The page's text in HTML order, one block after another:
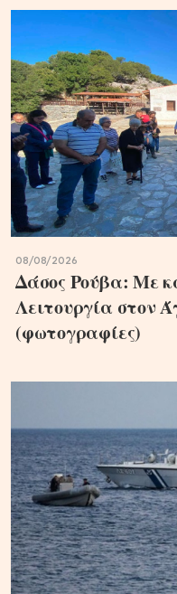
08/08/2026
Δάσος Ρούβα: Με
Λειτουργία στον
(φωτογραφίες)